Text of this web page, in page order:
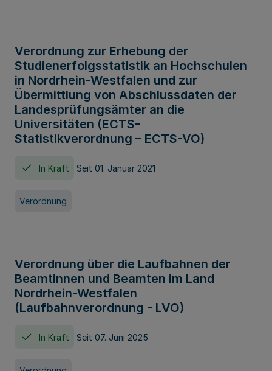
Verordnung zur Erhebung der
Studienerfolgsstatistik an Hochschulen
in Nordrhein-Westfalen und zur
Übermittlung von Abschlussdaten der
Landesprüfungsämter an die
Universitäten (ECTS-
Statistikverordnung – ECTS-VO)
In Kraft Seit 01. Januar 2021
Verordnung
Verordnung über die Laufbahnen der
Beamtinnen und Beamten im Land
Nordrhein-Westfalen
(Laufbahnverordnung - LVO)
In Kraft Seit 07. Juni 2025